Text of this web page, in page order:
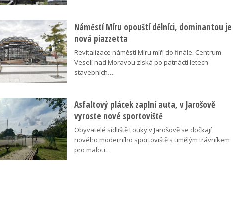
Náměstí Míru opouští dělníci, dominantou je
nová piazzetta
Revitalizace náměstí Míru míří do finále. Centrum
Veselí nad Moravou získá po patnácti letech
stavebních…
Asfaltový plácek zaplní auta, v Jarošově
vyroste nové sportoviště
Obyvatelé sídliště Louky v Jarošově se dočkají
nového moderního sportoviště s umělým trávníkem
pro malou…